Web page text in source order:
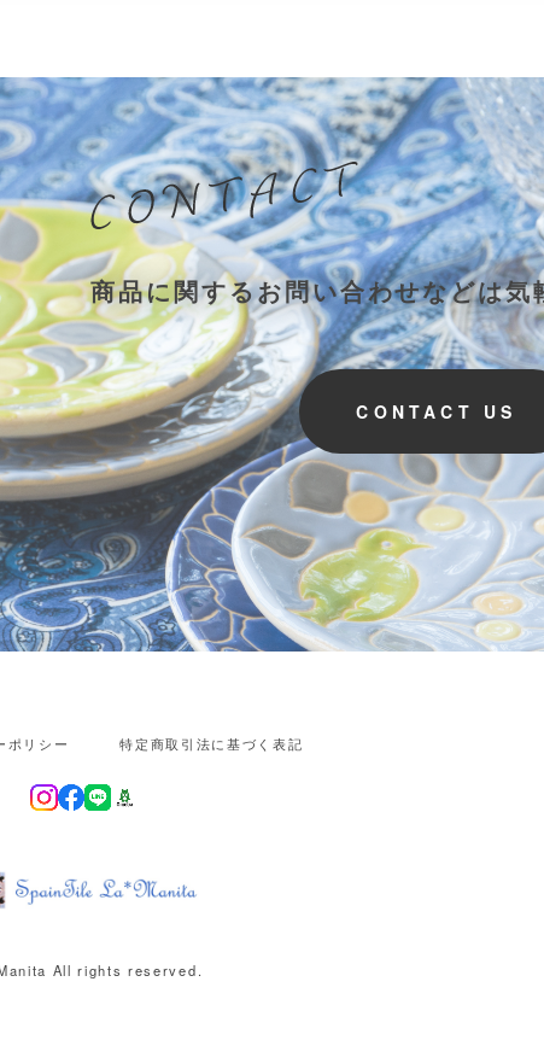
商品に関するお問い合わせなどは
CONTACT US
ポリシー 特定商取引法に基づく表記
All rights reserved.